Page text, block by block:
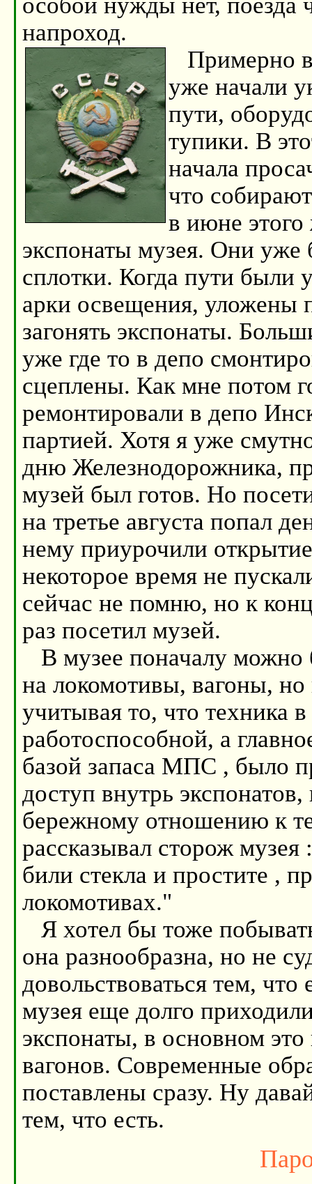
напроход.
Примерно
уже начали
пути,
тупики. В
начала
что
в июне этого
экспонаты музея. Они
сплотки. Когда пути
арки освещения, уложены
загонять экспонаты.
уже где то в депо
сцеплены. Как мне потом
ремонтировали в депо
партией. Хотя я уже
дню Железнодорожника,
музей был готов. Но
на третье августа попал
нему приурочили
некоторое время не
сейчас не помню, но к
раз посетил музей.
В музее поначалу можно
на локомотивы, вагоны,
учитывая то, что техника
работоспособной, а
базой запаса МПС , было
доступ внутрь
бережному отношению к
рассказывал сторож
били стекла и простите ,
локомотивах."
Я хотел бы тоже
она разнообразна, но не
довольствоваться тем,
музея еще долго
экспонаты, в основном это
вагонов. Современные
поставлены сразу. Ну
тем, что есть.